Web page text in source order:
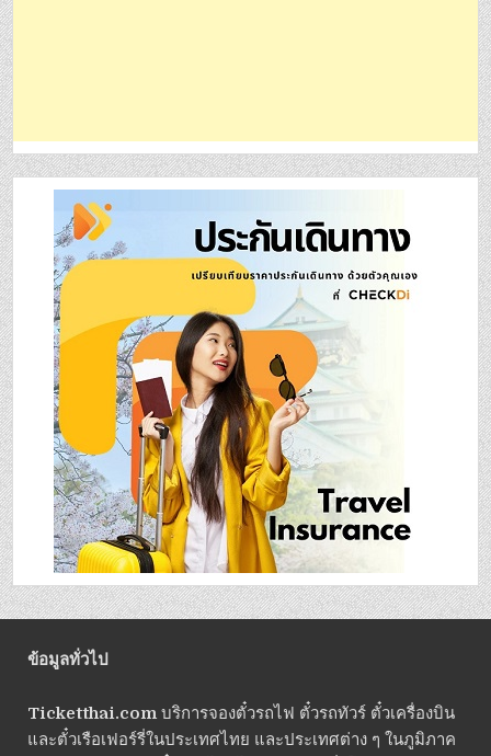
ข้อมูลทั่วไป
Ticketthai.comบริการจองตั๋วรถไฟ ตั๋วรถทัวร์ ตั๋วเครื่องบิน
และตั๋วเรือเฟอร์รี่ในประเทศไทย และประเทศต่าง ๆ ในภูมิภาค